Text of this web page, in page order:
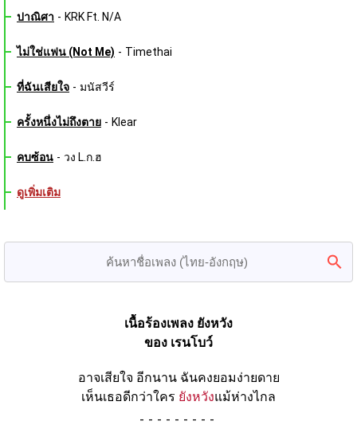
ปาณิศา - KRK Ft. N/A
ไม่ใช่แฟน (Not Me) - Timethai
ที่ฉันเสียใจ - มนัสวีร์
ครั้งหนึ่งไม่ถึงตาย - Klear
คบซ้อน - วง L.ก.ฮ
ดูเพิ่มเติม
เนื้อร้องเพลง ยังหวัง
ของ เรนโบว์
อาจเสียใจ อีกนาน ฉันคงยอมง่ายดาย
เห็นเธอดีกว่าใคร ยังหวังแม้ห่างไกล
-